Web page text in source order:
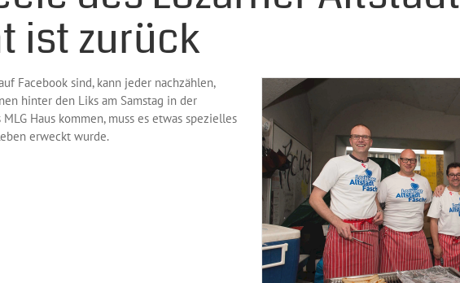
ist zurück
Facebook sind, kann jeder nachzählen,
hinter den Liks am Samstag in der
Haus kommen, muss es etwas spezielles
erweckt wurde.